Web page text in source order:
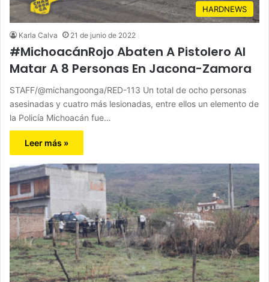
HARDNEWS
Karla Calva 21 de junio de 2022
#MichoacánRojo Abaten A Pistolero Al
Matar A 8 Personas En Jacona-Zamora
STAFF/@michangoonga/RED-113 Un total de ocho personas
asesinadas y cuatro más lesionadas, entre ellos un elemento de
la Policía Michoacán fue…
Leer más »